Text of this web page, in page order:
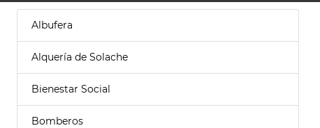
Albufera
Alquería de Solache
Bienestar Social
Bomberos